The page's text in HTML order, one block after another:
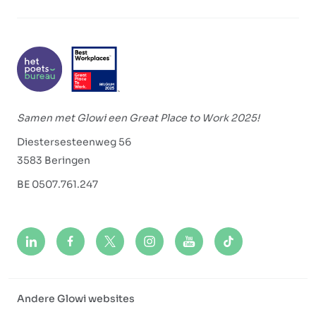
Samen met Glowi een Great Place to Work 2025!
Diestersesteenweg 56
3583 Beringen
BE 0507.761.247
Andere Glowi websites